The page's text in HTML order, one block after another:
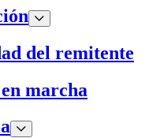
del remitente
marcha